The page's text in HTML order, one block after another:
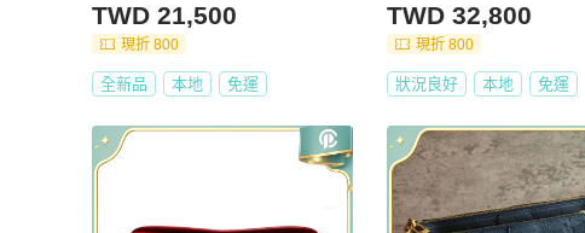
TWD 21,500
現折 800
全新品 本地 免運
TWD 32,800
現折 800
狀況良好 本地 免運